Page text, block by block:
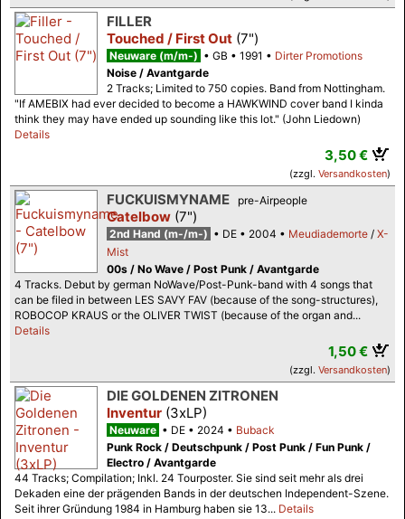
FILLER
Touched / First Out (7")
Neuware (m/m-) GB 1991
Dirter Promotions
Noise / Avantgarde
2 Tracks; Limited to 750 copies. Band from Nottingham.
"If AMEBIX had ever decided to become a HAWKWIND cover band I kinda
think they may have ended up sounding like this lot." (John Liedown)
Details
3,50 €
(zzgl. Versandkosten)
FUCKUISMYNAME pre-Airpeople
Catelbow (7")
2nd Hand (m-/m-) DE 2004 Meudiademorte / X-
Mist
00s / No Wave / Post Punk / Avantgarde
4 Tracks. Debut by german NoWave/Post-Punk-band with 4 songs that
can be filed in between LES SAVY FAV (because of the song-structures),
ROBOCOP KRAUS or the OLIVER TWIST (because of the organ and...
Details
1,50 €
(zzgl. Versandkosten)
DIE GOLDENEN ZITRONEN
Inventur (3xLP)
Neuware DE 2024
Buback
Punk Rock / Deutschpunk / Post Punk / Fun Punk /
Electro / Avantgarde
44 Tracks; Compilation; Inkl. 24 Tourposter. Sie sind seit mehr als drei
Dekaden eine der prägenden Bands in der deutschen Independent-Szene.
Seit ihrer Gründung 1984 in Hamburg haben sie 13... Details